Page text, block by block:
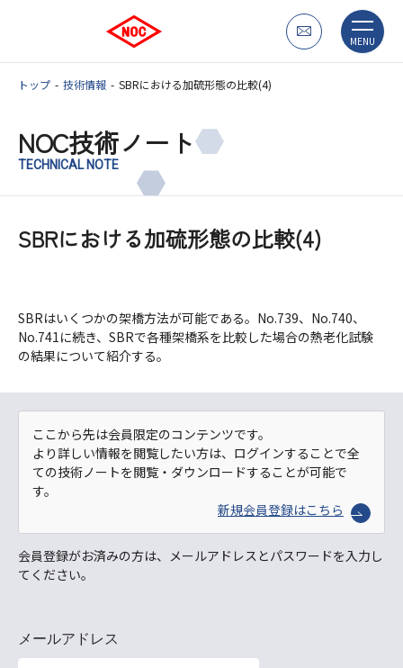
MENU
トップ 技術情報 SBRにおける加硫形態の比較(4)
NOC技術ノート
TECHNICAL NOTE
SBRにおける加硫形態の比較(4)
SBRはいくつかの架橋方法が可能である。No.739、No.740、
No.741に続き、SBRで各種架橋系を比較した場合の熱老化試験
の結果について紹介する。
ここから先は会員限定のコンテンツです。
より詳しい情報を閲覧したい方は、ログインすることで全
ての技術ノートを閲覧・ダウンロードすることが可能で
す。
新規会員登録はこちら
会員登録がお済みの方は、メールアドレスとパスワードを入力し
てください。
メールアドレス